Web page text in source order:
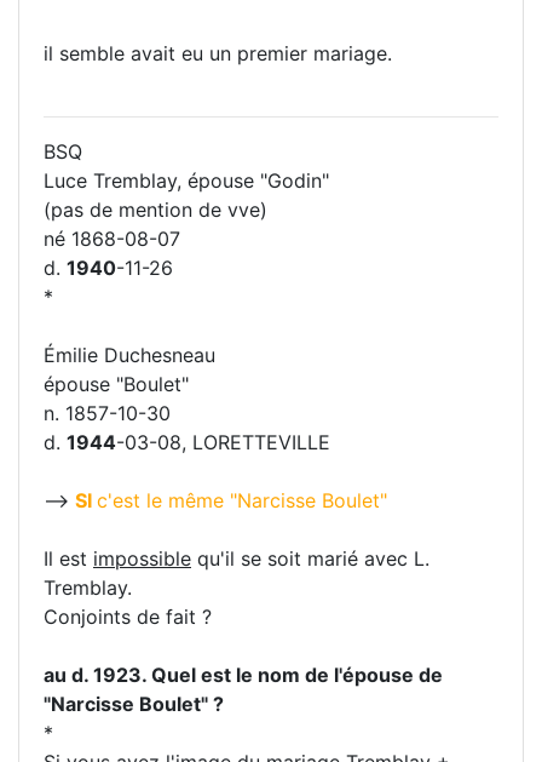
il semble avait eu un premier mariage.
BSQ
Luce Tremblay, épouse "Godin"
(pas de mention de vve)
né 1868-08-07
d. 1940-11-26
*
Émilie Duchesneau
épouse "Boulet"
n. 1857-10-30
d. 1944-03-08, LORETTEVILLE
--> SI c'est le même "Narcisse Boulet"
Il est impossible qu'il se soit marié avec L.
Tremblay.
Conjoints de fait ?
au d. 1923. Quel est le nom de l'épouse de
"Narcisse Boulet" ?
*